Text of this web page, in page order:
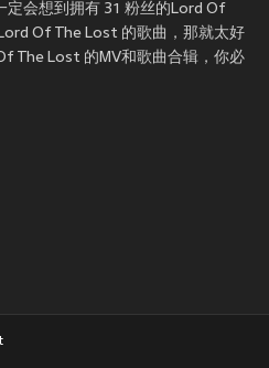
定会想到拥有 31 粉丝的Lord Of
Of The Lost 的歌曲，那就太好
The Lost 的MV和歌曲合辑，你必